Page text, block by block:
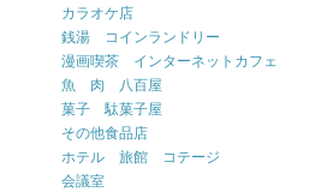
カラオケ店
銭湯 コインランドリー
漫画喫茶 インターネットカフェ
魚 肉 八百屋
菓子 駄菓子屋
その他食品店
ホテル 旅館 コテージ
会議室